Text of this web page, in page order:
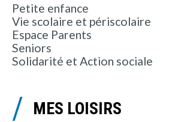
Petite enfance
Vie scolaire et périscolaire
Espace Parents
Seniors
Solidarité et Action sociale
MES LOISIRS